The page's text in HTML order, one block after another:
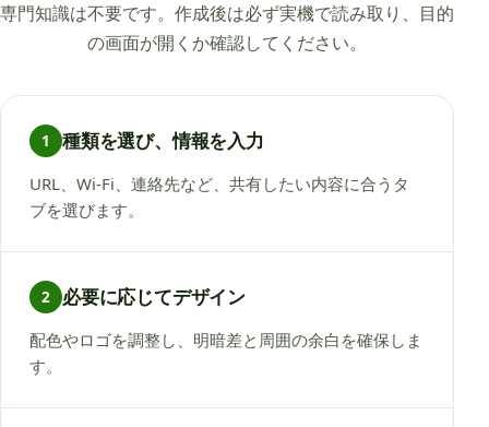
専門知識は不要です。作成後は必ず実機で読み取り、目的
の画面が開くか確認してください。
1 種類を選び、情報を入力
URL、Wi-Fi、連絡先など、共有したい内容に合うタ
ブを選びます。
2 必要に応じてデザイン
配色やロゴを調整し、明暗差と周囲の余白を確保しま
す。